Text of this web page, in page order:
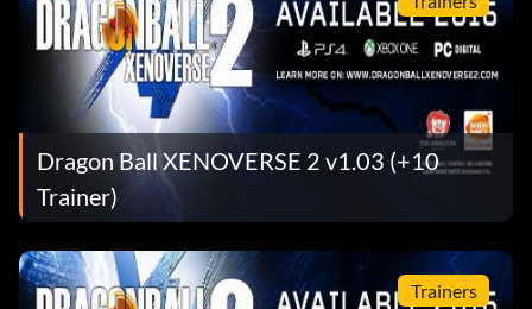
Dragon Ball XENOVERSE 2 v1.03 (+10
Trainer)
Trainers